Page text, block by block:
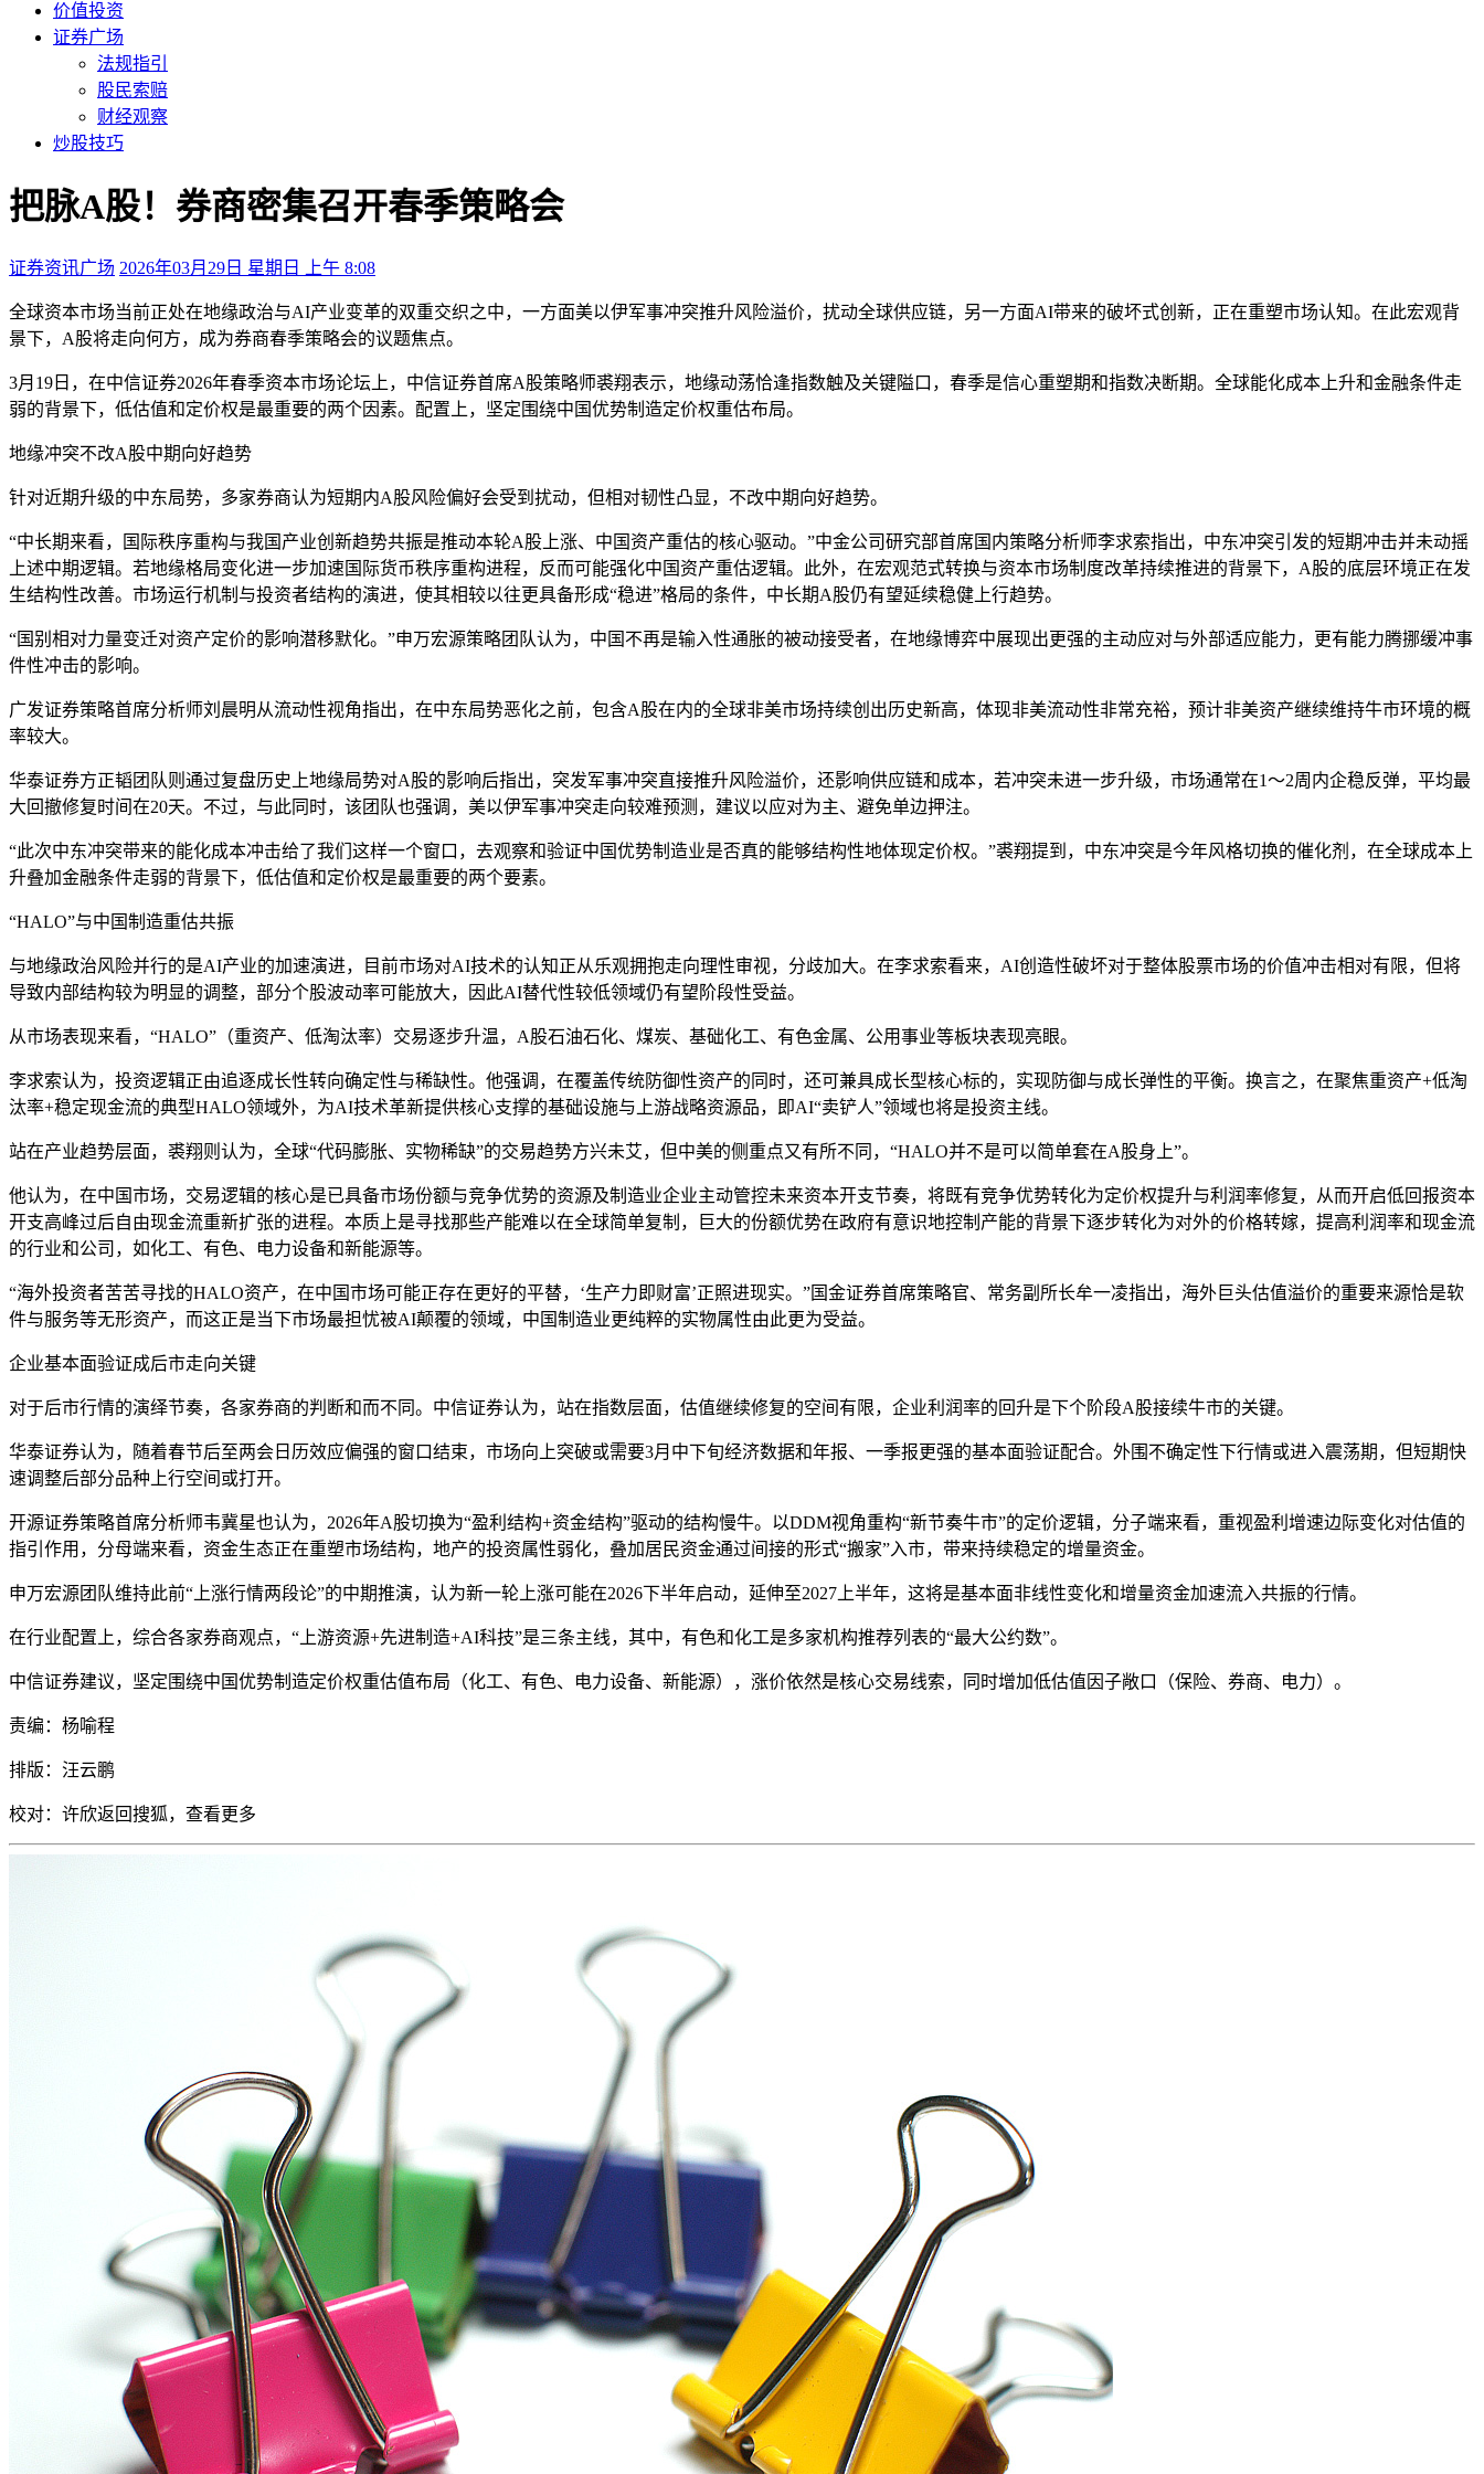
价值投资
证券广场
法规指引
股民索赔
财经观察
炒股技巧
把脉A股！券商密集召开春季策略会
证券资讯广场 2026年03月29日 星期日 上午 8:08
全球资本市场当前正处在地缘政治与AI产业变革的双重交织之中，一方面美以伊军事冲突推升风险溢价，扰动全球供应链，另一方面AI带来的破坏式创新，正在重塑市场认知。在此宏观背
景下，A股将走向何方，成为券商春季策略会的议题焦点。
3月19日，在中信证券2026年春季资本市场论坛上，中信证券首席A股策略师裘翔表示，地缘动荡恰逢指数触及关键隘口，春季是信心重塑期和指数决断期。全球能化成本上升和金融条件走
弱的背景下，低估值和定价权是最重要的两个因素。配置上，坚定围绕中国优势制造定价权重估布局。
地缘冲突不改A股中期向好趋势
针对近期升级的中东局势，多家券商认为短期内A股风险偏好会受到扰动，但相对韧性凸显，不改中期向好趋势。
“中长期来看，国际秩序重构与我国产业创新趋势共振是推动本轮A股上涨、中国资产重估的核心驱动。”中金公司研究部首席国内策略分析师李求索指出，中东冲突引发的短期冲击并未动摇
上述中期逻辑。若地缘格局变化进一步加速国际货币秩序重构进程，反而可能强化中国资产重估逻辑。此外，在宏观范式转换与资本市场制度改革持续推进的背景下，A股的底层环境正在发
生结构性改善。市场运行机制与投资者结构的演进，使其相较以往更具备形成“稳进”格局的条件，中长期A股仍有望延续稳健上行趋势。
“国别相对力量变迁对资产定价的影响潜移默化。”申万宏源策略团队认为，中国不再是输入性通胀的被动接受者，在地缘博弈中展现出更强的主动应对与外部适应能力，更有能力腾挪缓冲事
件性冲击的影响。
广发证券策略首席分析师刘晨明从流动性视角指出，在中东局势恶化之前，包含A股在内的全球非美市场持续创出历史新高，体现非美流动性非常充裕，预计非美资产继续维持牛市环境的概
率较大。
华泰证券方正韬团队则通过复盘历史上地缘局势对A股的影响后指出，突发军事冲突直接推升风险溢价，还影响供应链和成本，若冲突未进一步升级，市场通常在1～2周内企稳反弹，平均最
大回撤修复时间在20天。不过，与此同时，该团队也强调，美以伊军事冲突走向较难预测，建议以应对为主、避免单边押注。
“此次中东冲突带来的能化成本冲击给了我们这样一个窗口，去观察和验证中国优势制造业是否真的能够结构性地体现定价权。”裘翔提到，中东冲突是今年风格切换的催化剂，在全球成本上
升叠加金融条件走弱的背景下，低估值和定价权是最重要的两个要素。
“HALO”与中国制造重估共振
与地缘政治风险并行的是AI产业的加速演进，目前市场对AI技术的认知正从乐观拥抱走向理性审视，分歧加大。在李求索看来，AI创造性破坏对于整体股票市场的价值冲击相对有限，但将
导致内部结构较为明显的调整，部分个股波动率可能放大，因此AI替代性较低领域仍有望阶段性受益。
从市场表现来看，“HALO”（重资产、低淘汰率）交易逐步升温，A股石油石化、煤炭、基础化工、有色金属、公用事业等板块表现亮眼。
李求索认为，投资逻辑正由追逐成长性转向确定性与稀缺性。他强调，在覆盖传统防御性资产的同时，还可兼具成长型核心标的，实现防御与成长弹性的平衡。换言之，在聚焦重资产+低淘
汰率+稳定现金流的典型HALO领域外，为AI技术革新提供核心支撑的基础设施与上游战略资源品，即AI“卖铲人”领域也将是投资主线。
站在产业趋势层面，裘翔则认为，全球“代码膨胀、实物稀缺”的交易趋势方兴未艾，但中美的侧重点又有所不同，“HALO并不是可以简单套在A股身上”。
他认为，在中国市场，交易逻辑的核心是已具备市场份额与竞争优势的资源及制造业企业主动管控未来资本开支节奏，将既有竞争优势转化为定价权提升与利润率修复，从而开启低回报资本
开支高峰过后自由现金流重新扩张的进程。本质上是寻找那些产能难以在全球简单复制，巨大的份额优势在政府有意识地控制产能的背景下逐步转化为对外的价格转嫁，提高利润率和现金流
的行业和公司，如化工、有色、电力设备和新能源等。
“海外投资者苦苦寻找的HALO资产，在中国市场可能正存在更好的平替，‘生产力即财富’正照进现实。”国金证券首席策略官、常务副所长牟一凌指出，海外巨头估值溢价的重要来源恰是软
件与服务等无形资产，而这正是当下市场最担忧被AI颠覆的领域，中国制造业更纯粹的实物属性由此更为受益。
企业基本面验证成后市走向关键
对于后市行情的演绎节奏，各家券商的判断和而不同。中信证券认为，站在指数层面，估值继续修复的空间有限，企业利润率的回升是下个阶段A股接续牛市的关键。
华泰证券认为，随着春节后至两会日历效应偏强的窗口结束，市场向上突破或需要3月中下旬经济数据和年报、一季报更强的基本面验证配合。外围不确定性下行情或进入震荡期，但短期快
速调整后部分品种上行空间或打开。
开源证券策略首席分析师韦冀星也认为，2026年A股切换为“盈利结构+资金结构”驱动的结构慢牛。以DDM视角重构“新节奏牛市”的定价逻辑，分子端来看，重视盈利增速边际变化对估值的
指引作用，分母端来看，资金生态正在重塑市场结构，地产的投资属性弱化，叠加居民资金通过间接的形式“搬家”入市，带来持续稳定的增量资金。
申万宏源团队维持此前“上涨行情两段论”的中期推演，认为新一轮上涨可能在2026下半年启动，延伸至2027上半年，这将是基本面非线性变化和增量资金加速流入共振的行情。
在行业配置上，综合各家券商观点，“上游资源+先进制造+AI科技”是三条主线，其中，有色和化工是多家机构推荐列表的“最大公约数”。
中信证券建议，坚定围绕中国优势制造定价权重估值布局（化工、有色、电力设备、新能源），涨价依然是核心交易线索，同时增加低估值因子敞口（保险、券商、电力）。
责编：杨喻程
排版：汪云鹏
校对： 许欣返回搜狐，查看更多